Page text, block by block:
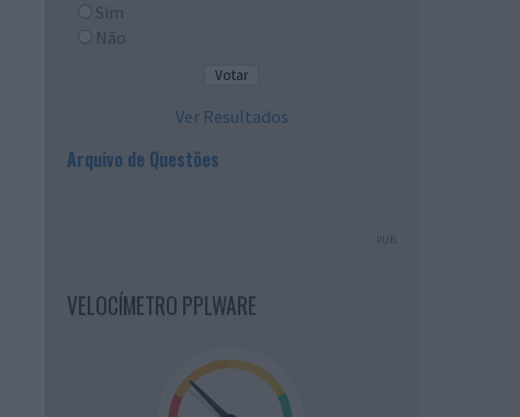
Sim
Não
Ver Resultados
Arquivo de Questões
PUB
VELOCÍMETRO PPLWARE